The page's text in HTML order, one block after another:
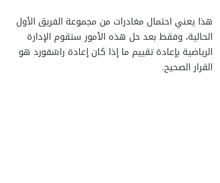
هذا يعني احتمال مغادرات من مجموعة الفريق الأول
الحالية، وفقط بعد حل هذه الأمور ستقوم الإدارة
الرياضية بإعادة تقييم ما إذا كان إعادة راشفورد هو
القرار الصحيح.